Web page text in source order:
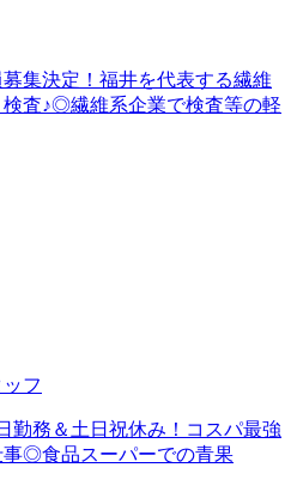
集決定！福井を代表する繊維
査♪◎繊維系企業で検査等の軽
フ
勤務＆土日祝休み！コスパ最強
事◎食品スーパーでの青果